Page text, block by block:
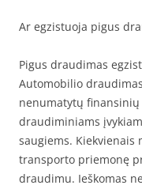
Ar egzistuoja pigus
Pigus draudimas
Automobilio
nenumatytų
draudiminiams
saugiems.
transporto priemonę
draudimu. Ieškomas